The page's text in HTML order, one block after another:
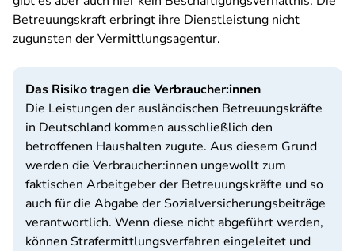
Betreuungskraft erbringt ihre Dienstleistung nicht
zugunsten der Vermittlungsagentur.
Das Risiko tragen die Verbraucher:innen
Die Leistungen der ausländischen Betreuungskräfte
in Deutschland kommen ausschließlich den
betroffenen Haushalten zugute. Aus diesem Grund
werden die Verbraucher:innen ungewollt zum
faktischen Arbeitgeber der Betreuungskräfte und so
auch für die Abgabe der Sozialversicherungsbeiträge
verantwortlich. Wenn diese nicht abgeführt werden,
können Strafermittlungsverfahren eingeleitet und